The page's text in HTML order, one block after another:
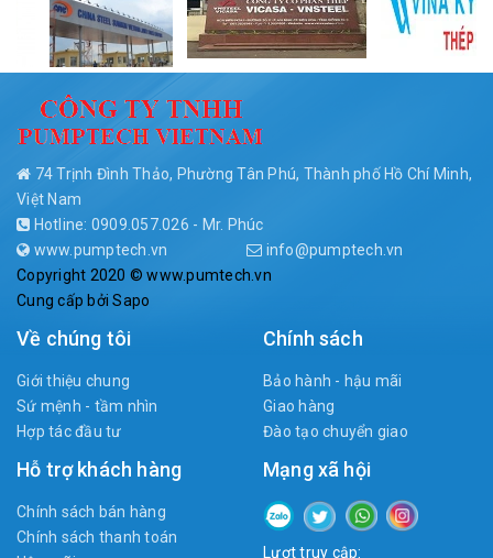
74 Trịnh Đình Thảo, Phường Tân Phú, Thành phố Hồ Chí Minh,
Việt Nam
Hotline: 0909.057.026 - Mr. Phúc
www.pumptech.vn
info@pumptech.vn
Copyright 2020 © www.pumtech.vn
Cung cấp bởiSapo
Về chúng tôi
Giới thiệu chung
Sứ mệnh - tầm nhìn
Hợp tác đầu tư
Chính sách
Bảo hành - hậu mãi
Giao hàng
Đào tạo chuyển giao
Hỗ trợ khách hàng
Chính sách bán hàng
Chính sách thanh toán
Mạng xã hội
Lượt truy cập: